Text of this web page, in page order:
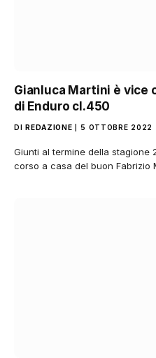
Gianluca Martini è vice
di Enduro cl.450
DI REDAZIONE 5 OTTOBRE 2022
Giunti al termine della
corso a casa del buon Fabrizio